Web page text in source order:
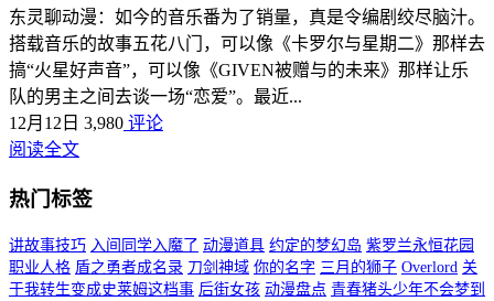
东灵聊动漫：如今的音乐番为了销量，真是令编剧绞尽脑汁。
搭载音乐的故事五花八门，可以像《卡罗尔与星期二》那样去
搞“火星好声音”，可以像《GIVEN被赠与的未来》那样让乐
队的男主之间去谈一场“恋爱”。最近...
12月12日 3,980 评论
阅读全文
热门标签
讲故事技巧 入间同学入魔了 动漫道具 约定的梦幻岛 紫罗兰永恒花园
职业人格 盾之勇者成名录 刀剑神域 你的名字 三月的狮子 Overlord 关
于我转生变成史莱姆这档事 后街女孩 动漫盘点 青春猪头少年不会梦到